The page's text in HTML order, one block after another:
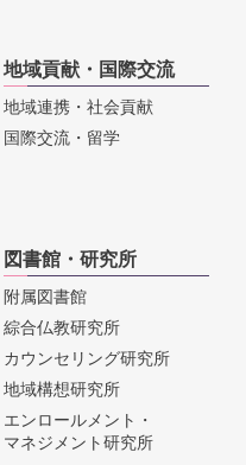
地域貢献・国際交流
地域連携・社会貢献
国際交流・留学
図書館・研究所
附属図書館
綜合仏教研究所
カウンセリング研究所
地域構想研究所
エンロールメント・
マネジメント研究所